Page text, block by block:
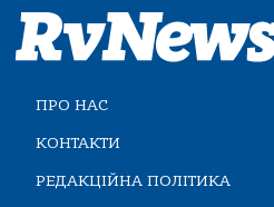
ПРО НАС
КОНТАКТИ
РЕДАКЦІЙНА ПОЛІТИКА